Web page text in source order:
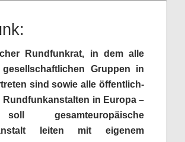
Rundfunkrat, in dem alle
gesellschaftlichen Gruppen in
sind sowie alle öffentlich-
Rundfunkanstalten in Europa –
gesamteuropäische
leiten mit eigenem